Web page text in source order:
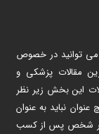
و سلامتی از مطب ۳۶۵ شما می توانید در خصوص
مقالات پزشکی و
این بخش زیر نظر
نباید به عنوان
هر شخص پس از کسب